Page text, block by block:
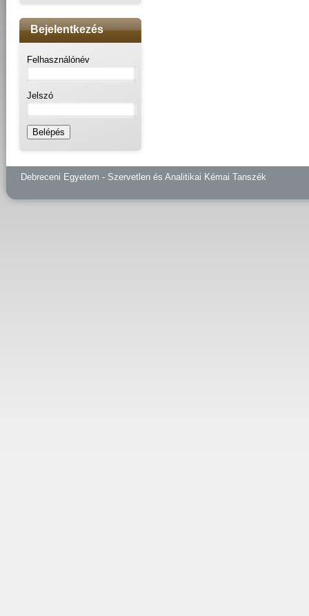
Bejelentkezés
Felhasználónév
Jelszó
Debreceni Egyetem - Szervetlen és Analitikai Kémai Tanszék